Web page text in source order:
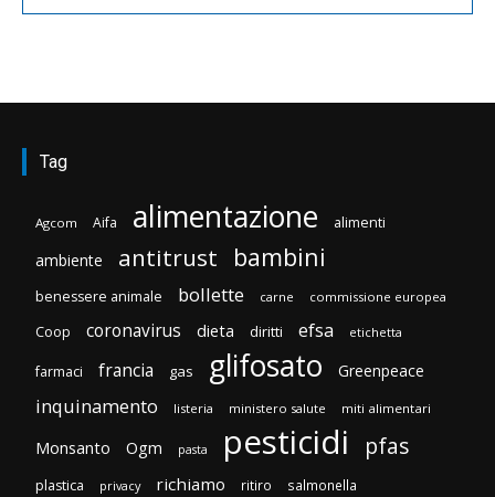
Tag
Agcom Aifa alimentazione alimenti
ambiente antitrust bambini
benessere animale bollette carne commissione europea
Coop coronavirus dieta diritti efsa etichetta
farmaci francia gas glifosato Greenpeace
inquinamento listeria ministero salute miti alimentari
Monsanto Ogm pasta pesticidi pfas
plastica privacy richiamo ritiro salmonella